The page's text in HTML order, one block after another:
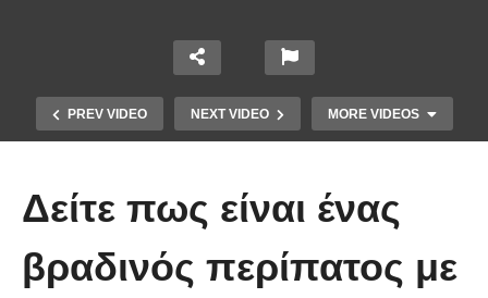
PREV VIDEO NEXT VIDEO MORE VIDEOS
Δείτε πως είναι ένας
βραδινός περίπατος με